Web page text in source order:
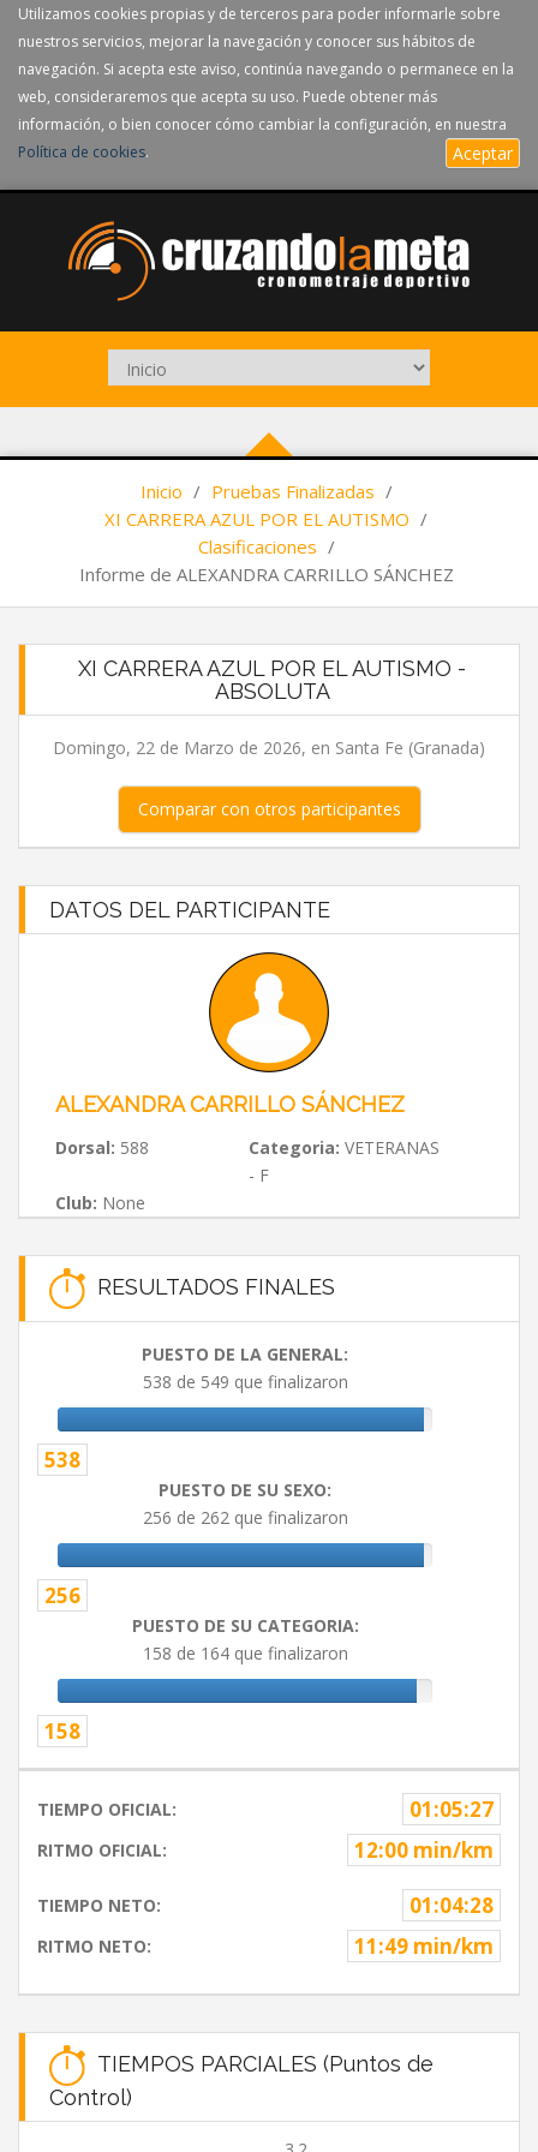
Utilizamos cookies propias y de terceros para poder informarle sobre
nuestros servicios, mejorar la navegación y conocer sus hábitos de
navegación. Si acepta este aviso, continúa navegando o permanece en la
web, consideraremos que acepta su uso. Puede obtener más
información, o bien conocer cómo cambiar la configuración, en nuestra
Política de cookies. Aceptar
Inicio / Pruebas Finalizadas /
XI CARRERA AZUL POR EL AUTISMO /
Clasificaciones /
Informe de ALEXANDRA CARRILLO SÁNCHEZ
XI CARRERA AZUL POR EL AUTISMO -
ABSOLUTA
Domingo, 22 de Marzo de 2026, en Santa Fe (Granada)
Comparar con otros participantes
DATOS DEL PARTICIPANTE
ALEXANDRA CARRILLO SÁNCHEZ
Dorsal: 588 Categoria: VETERANAS
- F
Club: None
RESULTADOS FINALES
PUESTO DE LA GENERAL:
538 de 549 que finalizaron
538
PUESTO DE SU SEXO:
256 de 262 que finalizaron
256
PUESTO DE SU CATEGORIA:
158 de 164 que finalizaron
158
TIEMPO OFICIAL: 01:05:27
RITMO OFICIAL: 12:00 min/km
TIEMPO NETO: 01:04:28
RITMO NETO: 11:49 min/km
TIEMPOS PARCIALES (Puntos de
Control)